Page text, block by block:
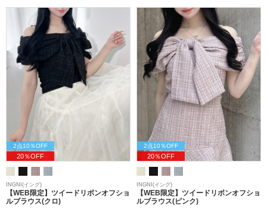
2点10％OFF
20％OFF
INGNI(イング)
【WEB限定】ツイードリボンオフショ
ルブラウス(クロ)
2点10％OFF
20％OFF
INGNI(イング)
【WEB限定】ツイードリボンオフショ
ルブラウス(ピンク)